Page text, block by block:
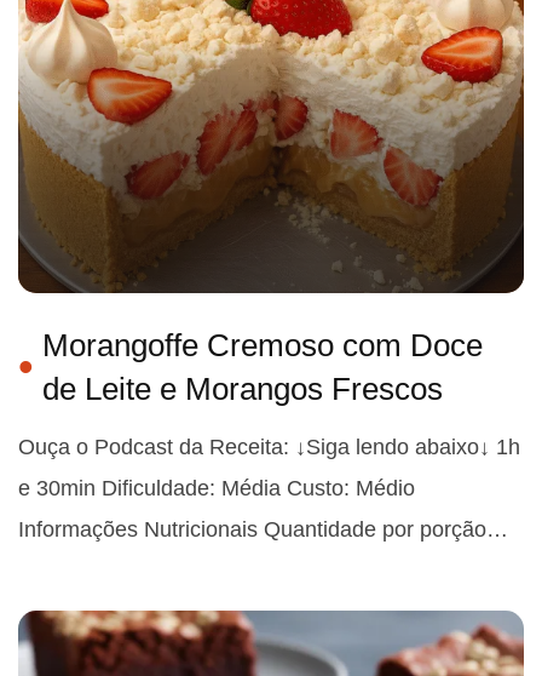
Morangoffe Cremoso com Doce
de Leite e Morangos Frescos
Ouça o Podcast da Receita: ↓Siga lendo abaixo↓ 1h
e 30min Dificuldade: Média Custo: Médio
Informações Nutricionais Quantidade por porção…